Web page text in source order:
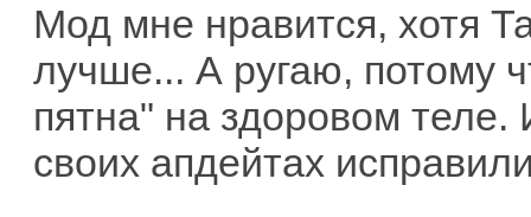
Мод мне нравится, хотя
лучше... А ругаю, потому
пятна" на здоровом теле.
своих апдейтах